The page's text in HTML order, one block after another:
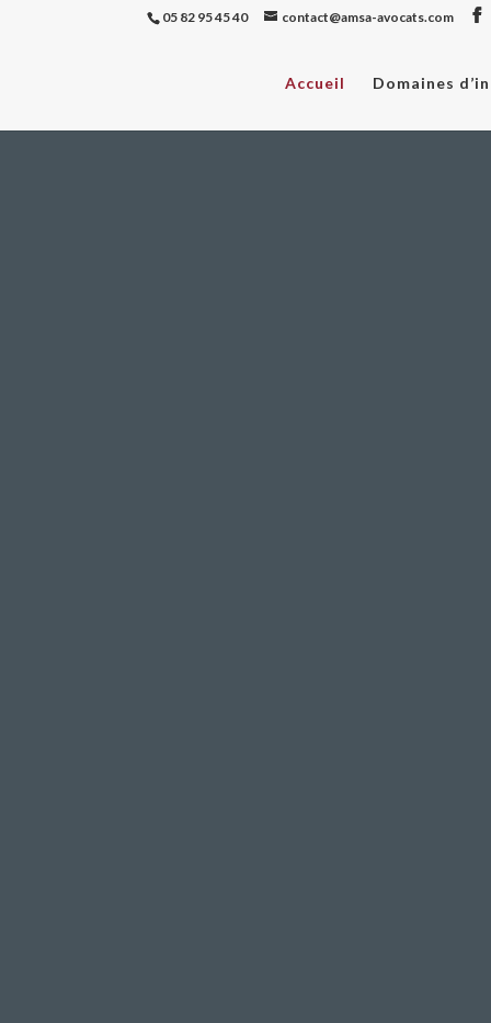
05 82 95 45 40 contact@amsa-avocats.com
Accueil Domaines